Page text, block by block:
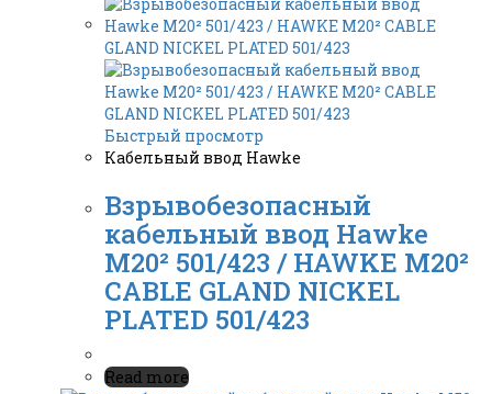
Быстрый просмотр
Кабельный ввод Hawke
Взрывобезопасный
кабельный ввод Hawke
M20² 501/423 / HAWKE M20²
CABLE GLAND NICKEL
PLATED 501/423
Read more